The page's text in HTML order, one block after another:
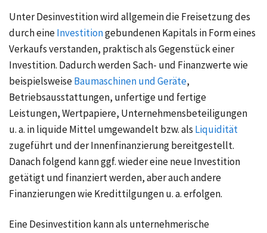
Unter Desinvestition wird allgemein die Freisetzung des
durch eineInvestitiongebundenen Kapitals in Form eines
Verkaufs verstanden, praktisch als Gegenstück einer
Investition. Dadurch werden Sach- und Finanzwerte wie
beispielsweiseBaumaschinen und Geräte,
Betriebsausstattungen, unfertige und fertige
Leistungen, Wertpapiere, Unternehmensbeteiligungen
u. a. in liquide Mittel umgewandelt bzw. als Liquidität
zugeführt und der Innenfinanzierung bereitgestellt.
Danach folgend kann ggf. wieder eine neue Investition
getätigt und finanziert werden, aber auch andere
Finanzierungen wie Kredittilgungenu. a.erfolgen.
Eine Desinvestition kann als unternehmerische